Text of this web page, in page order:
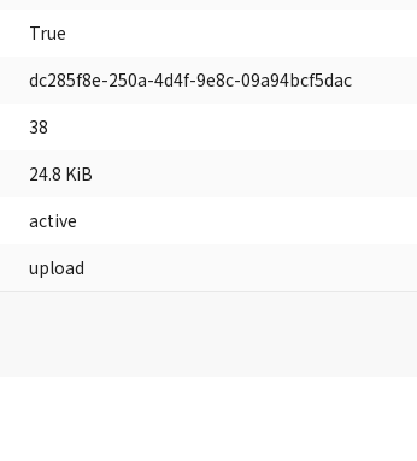
True
dc285f8e-250a-4d4f-9e8c-09a94bcf5dac
38
24.8 KiB
active
upload